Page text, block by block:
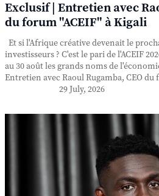
Exclusif | Entretien avec
du forum "ACEIF" à Kigali
Et si l'Afrique créative devenait le
investisseurs ? C'est le pari de l'ACEIF
au 30 août les grands noms de
Entretien avec Raoul Rugamba, CEO du
29 July, 2026